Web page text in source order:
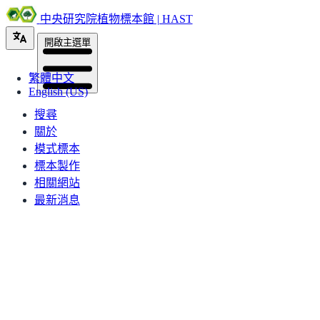
中央研究院植物標本館 | HAST
繁體中文
English (US)
開啟主選單
搜尋
關於
模式標本
標本製作
相關網站
最新消息